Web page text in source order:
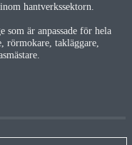
hantverkssektorn.
som är anpassade för hela
rörmokare, takläggare,